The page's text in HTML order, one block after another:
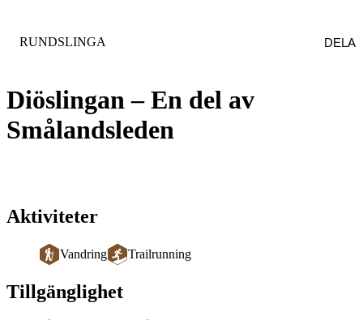
Diöslingan – En del av
Smålandsleden
KATEGORI:
RUNDSLINGA DELA
Aktiviteter
Vandring Trailrunning
Tillgänglighet